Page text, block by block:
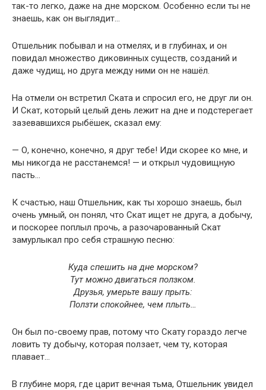
так-то легко, даже на дне морском. Особенно если ты не
знаешь, как он выглядит…
Отшельник побывал и на отмелях, и в глубинах, и он
повидал множество диковинных существ, созданий и
даже чудищ, но друга между ними он не нашёл.
На отмели он встретил Ската и спросил его, не друг ли он.
И Скат, который целый день лежит на дне и подстерегает
зазевавшихся рыбёшек, сказал ему:
— О, конечно, конечно, я друг тебе! Иди скорее ко мне, и
мы никогда не расстанемся! — и открыл чудовищную
пасть…
К счастью, наш Отшельник, как ты хорошо знаешь, был
очень умный, он понял, что Скат ищет не друга, а добычу,
и поскорее поплыл прочь, а разочарованный Скат
замурлыкал про себя страшную песню:
Куда спешить на дне морском?
Тут можно двигаться ползком.
Друзья, умерьте вашу прыть:
Ползти спокойнее, чем плыть…
Он был по-своему прав, потому что Скату гораздо легче
ловить ту добычу, которая ползает, чем ту, которая
плавает…
В глубине моря, где царит вечная тьма, Отшельник увидел